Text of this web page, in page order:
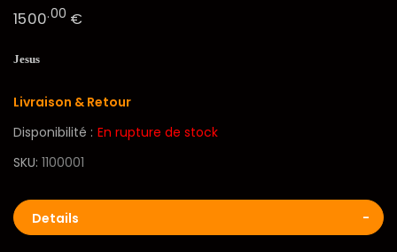
1500.00 €
Jesus
Livraison & Retour
Disponibilité : En rupture de stock
SKU 1100001
Details